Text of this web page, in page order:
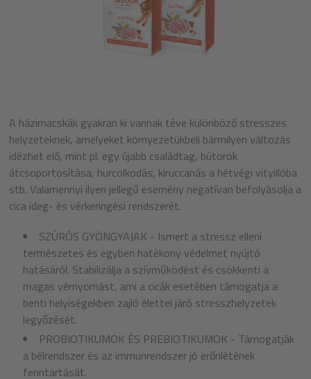
A házimacskák gyakran ki vannak téve különböző stresszes
helyzeteknek, amelyeket környezetükbeli bármilyen változás
idézhet elő, mint pl. egy újabb családtag, bútorok
átcsoportosítása, hurcolkodás, kiruccanás a hétvégi vityillóba
stb. Valamennyi ilyen jellegű esemény negatívan befolyásolja a
cica ideg- és vérkeringési rendszerét.
SZÚRÓS GYÖNGYAJAK - Ismert a stressz elleni
természetes és egyben hatékony védelmet nyújtó
hatásáról. Stabilizálja a szívműködést és csökkenti a
magas vérnyomást, ami a cicák esetében támogatja a
benti helyiségekben zajló élettel járó stresszhelyzetek
legyőzését.
PROBIOTIKUMOK ÉS PREBIOTIKUMOK - Támogatják
a bélrendszer és az immunrendszer jó erőnlétének
fenntartását.